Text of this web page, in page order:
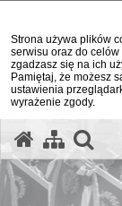
Strona używa plików
serwisu oraz do
zgadzasz się na ich
Pamiętaj, że możesz
ustawienia
wyrażenie zgody.